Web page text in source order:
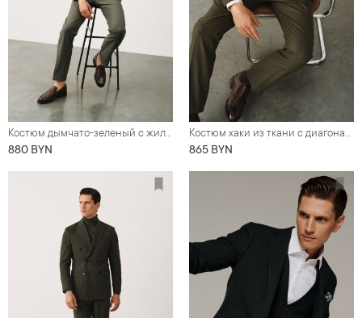
Костюм дымчато-зеленый с жилетом
880 BYN
Костюм хаки из ткани с диагональной фактурой
865 BYN